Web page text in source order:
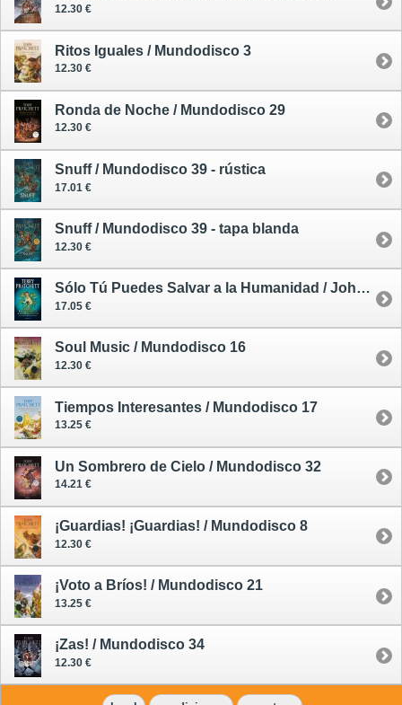
12.30 €
Ritos Iguales / Mundodisco 3
12.30 €
Ronda de Noche / Mundodisco 29
12.30 €
Snuff / Mundodisco 39 - rústica
17.01 €
Snuff / Mundodisco 39 - tapa blanda
12.30 €
Sólo Tú Puedes Salvar a la Humanidad / Johnny Maxwell 1
17.05 €
Soul Music / Mundodisco 16
12.30 €
Tiempos Interesantes / Mundodisco 17
13.25 €
Un Sombrero de Cielo / Mundodisco 32
14.21 €
¡Guardias! ¡Guardias! / Mundodisco 8
12.30 €
¡Voto a Bríos! / Mundodisco 21
13.25 €
¡Zas! / Mundodisco 34
12.30 €